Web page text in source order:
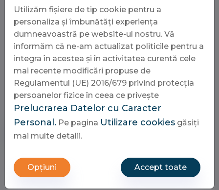
transacties een belangrijk punt van aandacht.
Veiligheid staat vooropbij elke interactie die je
aangaat op dit platform. Door gebruik te maken
van geavanceerde versleutelingstechnieken,
kunnen spelers zich volledig richten op het plezier
van het spel zonder zich zorgen te hoeven maken
over hun persoonlijke gegevens.
Cere ofertă
Utilizăm fișiere de tip cookie pentru a
personaliza și îmbunătăți experiența
dumneavoastră pe website-ul nostru. Vă
informăm că ne-am actualizat politicile pentru a
integra în acestea și în activitatea curentă cele
mai recente modificări propuse de
Regulamentul (UE) 2016/679 privind protecția
persoanelor fizice în ceea ce privește
Prelucrarea Datelor cu Caracter
Personal. Pe pagina Utilizare cookies găsiți
mai multe detalii.
Opțiuni Accept toate